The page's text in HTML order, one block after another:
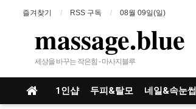
즐겨찾기 RSS 구독 08월 09일(일)
massage.blue
세상을 바꾸는 작은힘 - 마사지블루
1인샵 두피&탈모 네일&속눈썹